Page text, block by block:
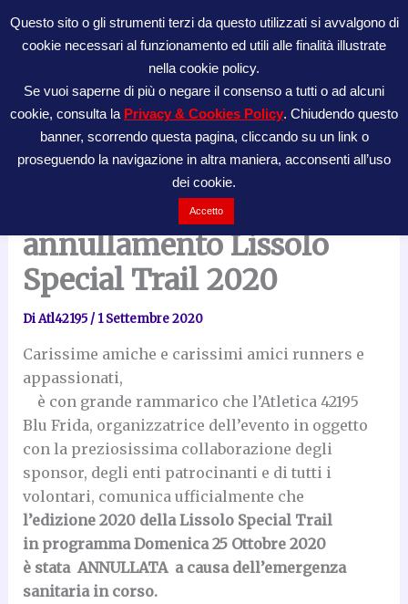
ATL42195
Comunicato
annullamento Lissolo
Special Trail 2020
DiAtl42195 / 1 Settembre 2020
Carissime amiche e carissimi amici runners e
appassionati,
è con grande rammarico che l’Atletica 42195
Blu Frida, organizzatrice dell’evento in oggetto
con la preziosissima collaborazione degli
sponsor, degli enti patrocinanti e di tutti i
volontari, comunica ufficialmente che
l’edizione 2020 della Lissolo Special Trail
in programma Domenica 25 Ottobre 2020
è stata ANNULLATA a causa dell’emergenza
sanitaria in corso.
Questo sito o gli strumenti terzi da questo utilizzati si avvalgono di
cookie necessari al funzionamento ed utili alle finalità illustrate
nella cookie policy.
Se vuoi saperne di più o negare il consenso a tutti o ad alcuni
cookie, consulta la Privacy & Cookies Policy. Chiudendo questo
banner, scorrendo questa pagina, cliccando su un link o
proseguendo la navigazione in altra maniera, acconsenti all’uso
dei cookie.
Accetto